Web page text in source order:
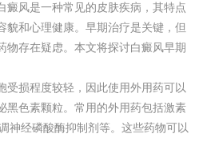
癜风是一种常见的皮肤疾病，其特点
貌和心理健康。早期治疗是关键，但
物存在疑虑。本文将探讨白癜风早期
损程度较轻，因此使用外用药可以
黑色素颗粒。常用的外用药包括激素
神经磷酸酶抑制剂等。这些药物可以